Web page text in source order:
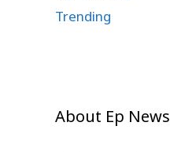
Trending
About Ep News